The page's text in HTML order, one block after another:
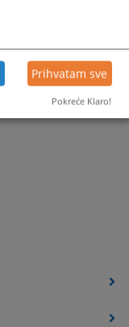
Prihvatam sve
Pokreće Klaro!